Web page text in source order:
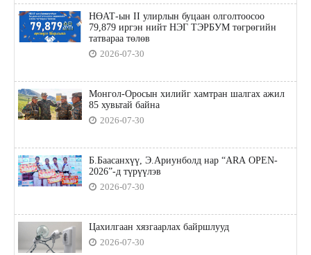
НӨАТ-ын II улирлын буцаан олголтоосоо
79,879 иргэн нийт НЭГ ТЭРБУМ төгрөгийн
татвараа төлөв
2026-07-30
Монгол-Оросын хилийг хамтран шалгах ажил
85 хувьтай байна
2026-07-30
Б.Баасанхүү, Э.Ариунболд нар “ARA OPEN-
2026”-д түрүүлэв
2026-07-30
Цахилгаан хязгаарлах байршлууд
2026-07-30